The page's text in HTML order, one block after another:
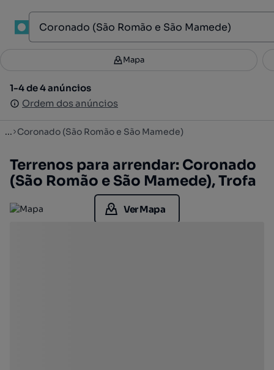
1
Filtros 3
1-4 de 4 anúncios
Ordem dos anúncios
Mapa
1-4 de 4 anúncios
Ordem dos anúncios
... Coronado (São Romão e São Mamede)
Terrenos para arrendar: Coronado
(São Romão e São Mamede), Trofa
Ver Mapa